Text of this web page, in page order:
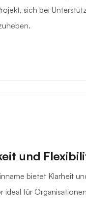
sich bei
und
bietet Klarheit
ideal für